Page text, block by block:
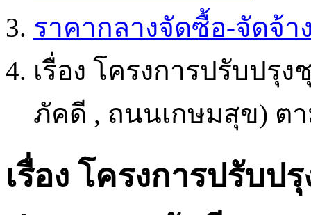
ราคากลางจัดซื้อ-จัดจ้า
เรื่อง โครงการปรับปรุ
ภัคดี , ถนนเกษมสุข) ต
เรื่อง โครงการปรับ